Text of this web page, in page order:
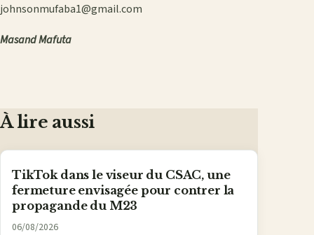
johnsonmufaba1@gmail.com
Masand Mafuta
À lire aussi
TikTok dans le viseur du CSAC, une
fermeture envisagée pour contrer la
propagande du M23
06/08/2026